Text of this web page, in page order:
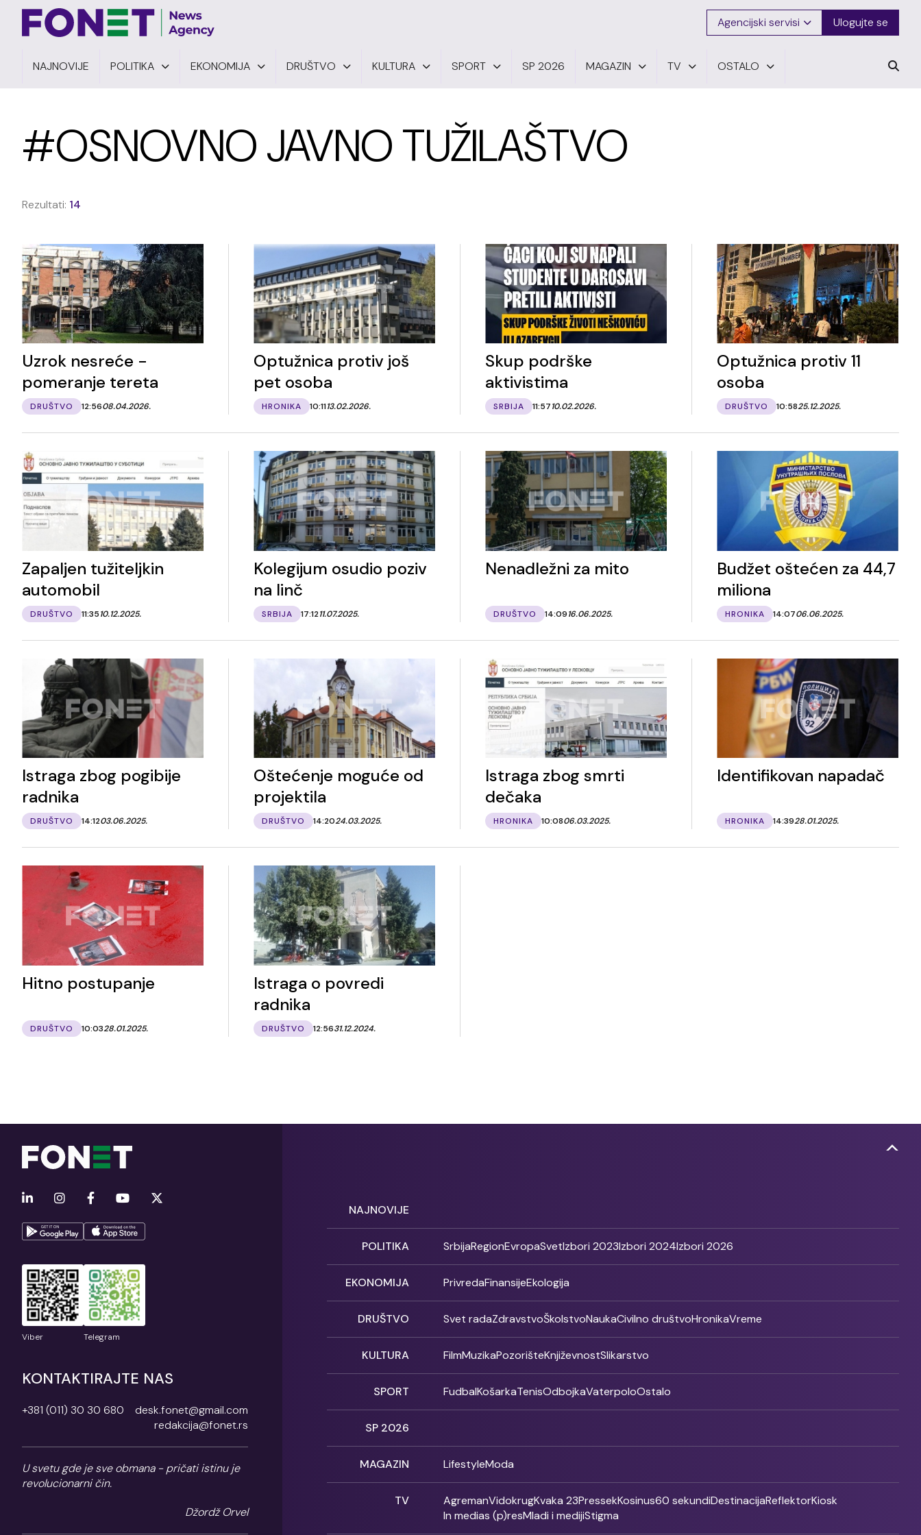
Agencijski servisi Ulogujte se
NAJNOVIJE POLITIKA EKONOMIJA DRUŠTVO KULTURA SPORT SP 2026 MAGAZIN TV OSTALO
#OSNOVNO JAVNO TUŽILAŠTVO
Rezultati: 14
Uzrok nesreće -
pomeranje tereta
DRUŠTVO 12:5608.04.2026.
Optužnica protiv još
pet osoba
HRONIKA 10:1113.02.2026.
Skup podrške
aktivistima
SRBIJA 11:5710.02.2026.
Optužnica protiv 11
osoba
DRUŠTVO 10:5825.12.2025.
Zapaljen tužiteljkin
automobil
DRUŠTVO 11:3510.12.2025.
Kolegijum osudio poziv
na linč
SRBIJA 17:1211.07.2025.
Nenadležni za mito
DRUŠTVO 14:0916.06.2025.
Budžet oštećen za 44,7
miliona
HRONIKA 14:0706.06.2025.
Istraga zbog pogibije
radnika
DRUŠTVO 14:1203.06.2025.
Oštećenje moguće od
projektila
DRUŠTVO 14:2024.03.2025.
Istraga zbog smrti
dečaka
HRONIKA 10:0806.03.2025.
Identifikovan napadač
HRONIKA 14:3928.01.2025.
Hitno postupanje
DRUŠTVO 10:0328.01.2025.
Istraga o povredi
radnika
DRUŠTVO 12:5631.12.2024.
Viber Telegram
KONTAKTIRAJTE NAS
+381 (011) 30 30 680
desk.fonet@gmail.com
redakcija@fonet.rs
U svetu gde je sve obmana - pričati istinu je
revolucionarni čin.
Džordž Orvel
NAJNOVIJE
POLITIKA SrbijaRegionEvropaSvetIzbori 2023Izbori 2024Izbori 2026
EKONOMIJA PrivredaFinansijeEkologija
DRUŠTVO Svet radaZdravstvoŠkolstvoNaukaCivilno društvoHronikaVreme
KULTURA FilmMuzikaPozorišteKnjiževnostSlikarstvo
SPORT FudbalKošarkaTenisOdbojkaVaterpoloOstalo
SP 2026
MAGAZIN LifestyleModa
TV AgremanVidokrugKvaka 23PressekKosinus60 sekundiDestinacijaReflektorKiosk
In medias (p)resMladi i medijiStigma